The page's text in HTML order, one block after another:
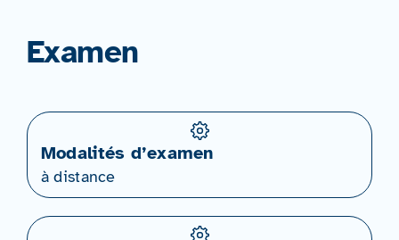
Examen
Modalités d’examen
à distance